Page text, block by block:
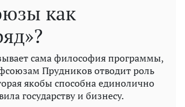
как
сама философия программы,
Прудников отводит роль
якобы способна единолично
государству и бизнесу.